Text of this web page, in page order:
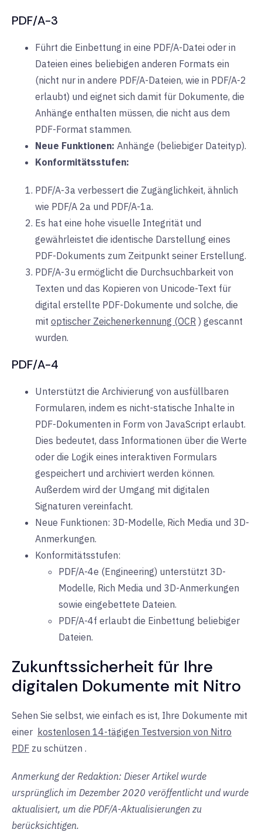
PDF/A-3
Führt die Einbettung in eine PDF/A-Datei oder in
Dateien eines beliebigen anderen Formats ein
(nicht nur in andere PDF/A-Dateien, wie in PDF/A-2
erlaubt) und eignet sich damit für Dokumente, die
Anhänge enthalten müssen, die nicht aus dem
PDF-Format stammen.
Neue Funktionen: Anhänge (beliebiger Dateityp).
Konformitätsstufen:
PDF/A-3a verbessert die Zugänglichkeit, ähnlich
wie PDF/A 2a und PDF/A-1a.
Es hat eine hohe visuelle Integrität und
gewährleistet die identische Darstellung eines
PDF-Dokuments zum Zeitpunkt seiner Erstellung.
PDF/A-3u ermöglicht die Durchsuchbarkeit von
Texten und das Kopieren von Unicode-Text für
digital erstellte PDF-Dokumente und solche, die
mit optischer Zeichenerkennung (OCR ) gescannt
wurden.
PDF/A-4
Unterstützt die Archivierung von ausfüllbaren
Formularen, indem es nicht-statische Inhalte in
PDF-Dokumenten in Form von JavaScript erlaubt.
Dies bedeutet, dass Informationen über die Werte
oder die Logik eines interaktiven Formulars
gespeichert und archiviert werden können.
Außerdem wird der Umgang mit digitalen
Signaturen vereinfacht.
Neue Funktionen: 3D-Modelle, Rich Media und 3D-
Anmerkungen.
Konformitätsstufen:
PDF/A-4e (Engineering) unterstützt 3D-
Modelle, Rich Media und 3D-Anmerkungen
sowie eingebettete Dateien.
PDF/A-4f erlaubt die Einbettung beliebiger
Dateien.
Zukunftssicherheit für Ihre
digitalen Dokumente mit Nitro
Sehen Sie selbst, wie einfach es ist, Ihre Dokumente mit
einer kostenlosen 14-tägigen Testversion von Nitro
PDF zu schützen .
Anmerkung der Redaktion: Dieser Artikel wurde
ursprünglich im Dezember 2020 veröffentlicht und wurde
aktualisiert, um die PDF/A-Aktualisierungen zu
berücksichtigen.